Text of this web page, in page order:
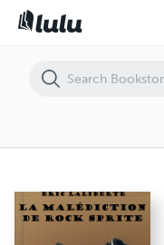
La Malédiction de Rock Sprite